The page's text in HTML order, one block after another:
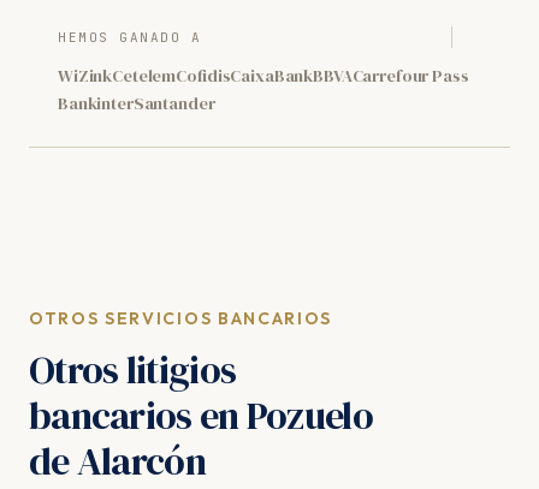
HEMOS GANADO A
WiZinkCetelemCofidisCaixaBankBBVACarrefour Pass
BankinterSantander
OTROS SERVICIOS BANCARIOS
Otros litigios
bancarios en Pozuelo
de Alarcón